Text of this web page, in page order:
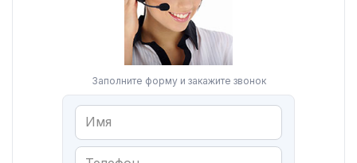
Заполните форму и закажите звонок